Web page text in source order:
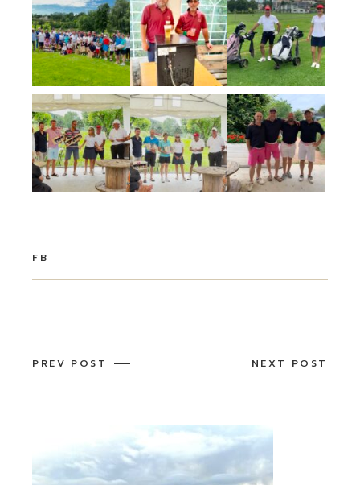
FB
PREV POST NEXT POST